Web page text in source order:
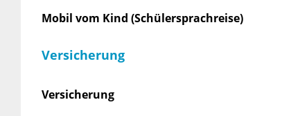
Mobil vom Kind (Schülersprachreise)
Versicherung
Versicherung